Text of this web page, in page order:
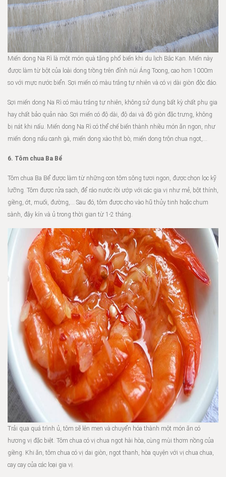
Miến dong Na Rì là một món quà tặng phổ biến khi du lịch Bắc Kạn. Miến này
được làm từ bột của loài dong trồng trên đỉnh núi Áng Toong, cao hơn 1000m
so với mực nước biển. Sợi miến có màu trắng tự nhiên và có vị dài giòn độc đáo.
Sợi miến dong Na Rì có màu trắng tự nhiên, không sử dụng bất kỳ chất phụ gia
hay chất bảo quản nào. Sợi miến có độ dài, độ dai và độ giòn đặc trưng, không
bị nát khi nấu. Miến dong Na Rì có thể chế biến thành nhiều món ăn ngon, như
miến dong nấu canh gà, miến dong xào thịt bò, miến dong trộn chua ngọt,…
6. Tôm chua Ba Bể
Tôm chua Ba Bể được làm từ những con tôm sông tươi ngon, được chọn lọc kỹ
lưỡng. Tôm được rửa sạch, để ráo nước rồi ướp với các gia vị như mẻ, bột thính,
giềng, ớt, muối, đường,… Sau đó, tôm được cho vào hũ thủy tinh hoặc chum
sành, đậy kín và ủ trong thời gian từ 1-2 tháng.
Trải qua quá trình ủ, tôm sẽ lên men và chuyển hóa thành một món ăn có
hương vị đặc biệt. Tôm chua có vị chua ngọt hài hòa, cùng mùi thơm nồng của
giềng. Khi ăn, tôm chua có vị dai giòn, ngọt thanh, hòa quyện với vị chua chua,
cay cay của các loại gia vị.